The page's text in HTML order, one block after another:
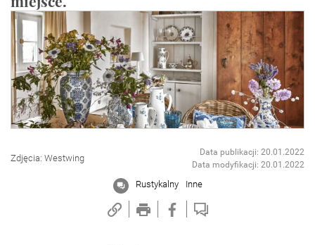
Zdjęcia: Westwing
Data publikacji: 20.01.2022
Data modyfikacji: 20.01.2022
Rustykalny Inne